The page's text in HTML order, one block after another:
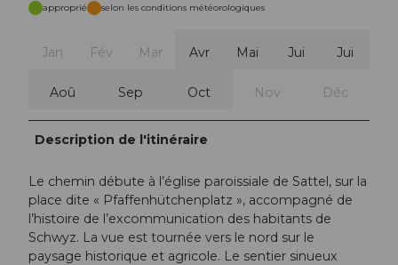
approprié selon les conditions météorologiques
Jan Fév Mar Avr Mai Jui Jui
Aoû Sep Oct Nov Déc
Description de l'itinéraire
Le chemin débute à l’église paroissiale de Sattel, sur la
place dite « Pfaffenhütchenplatz », accompagné de
l’histoire de l’excommunication des habitants de
Schwyz. La vue est tournée vers le nord sur le
paysage historique et agricole. Le sentier sinueux